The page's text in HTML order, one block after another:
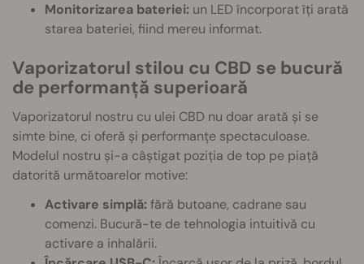
Monitorizarea bateriei: un LED încorporat îți arată
starea bateriei, fiind mereu informat.
Vaporizatorul stilou cu CBD se bucură
de performanță superioară
Vaporizatorul nostru cu ulei CBD nu doar arată și se
simte bine, ci oferă și performanțe spectaculoase.
Modelul nostru și-a câștigat poziția de top pe piață
datorită următoarelor motive:
Activare simplă: fără butoane, cadrane sau
comenzi. Bucură-te de tehnologia intuitivă cu
activare a inhalării.